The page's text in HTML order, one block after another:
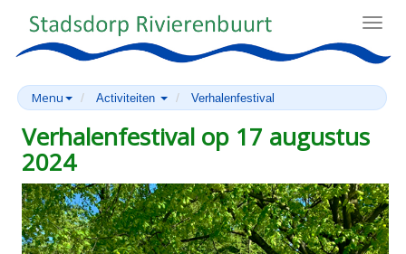
Menu Activiteiten Verhalenfestival
Verhalenfestival op 17 augustus
2024